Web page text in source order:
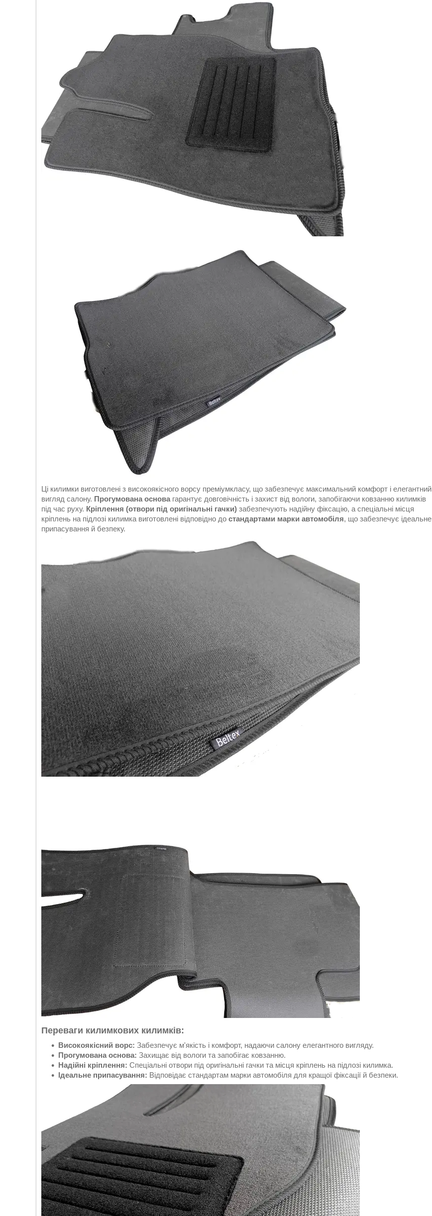
Ці килимки виготовлені з високоякісного ворсу преміумкласу, що забезпечує максимальний комфорт і елегантний
вигляд салону. Прогумована основа гарантує довговічність і захист від вологи, запобігаючи ковзанню килимків
під час руху. Кріплення (отвори під оригінальні гачки) забезпечують надійну фіксацію, а спеціальні місця
кріплень на підлозі килимка виготовлені відповідно до стандартами марки автомобіля, що забезпечує ідеальне
припасування й безпеку.
Переваги килимкових килимків:
Високоякісний ворс: Забезпечує м'якість і комфорт, надаючи салону елегантного вигляду.
Прогумована основа: Захищає від вологи та запобігає ковзанню.
Надійні кріплення: Спеціальні отвори під оригінальні гачки та місця кріплень на підлозі килимка.
Ідеальне припасування: Відповідає стандартам марки автомобіля для кращої фіксації й безпеки.